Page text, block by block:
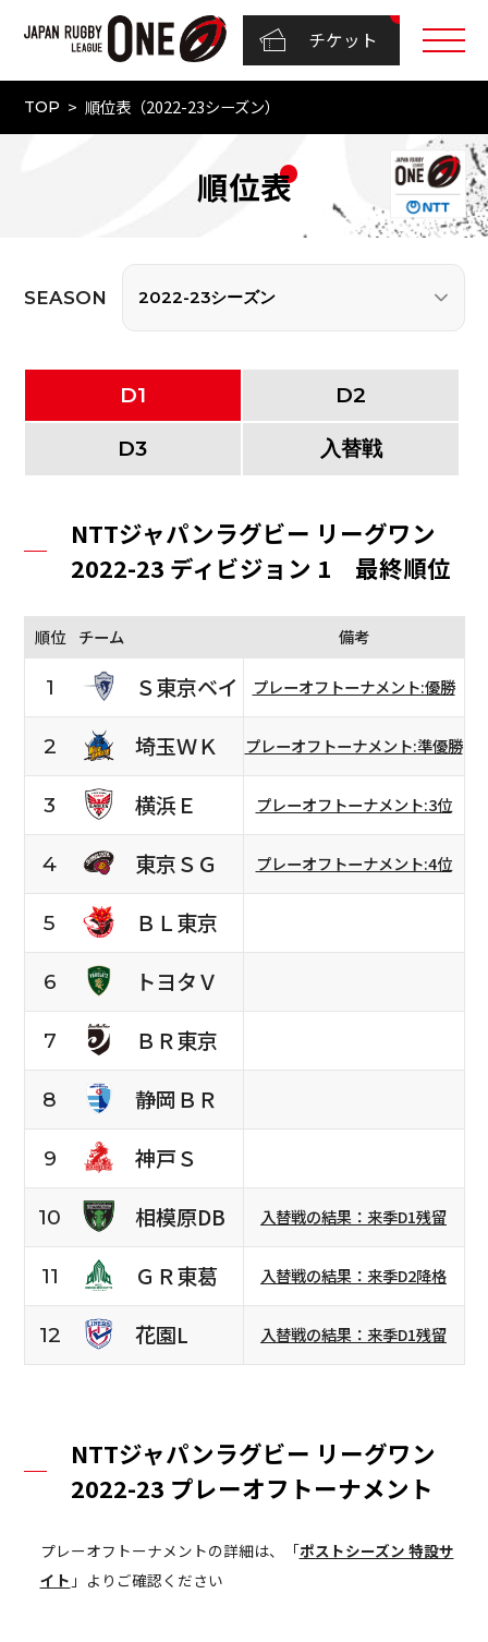
チケット
TOP 順位表（2022-23シーズン）
順位表
SEASON
D1 D2
D3 入替戦
NTTジャパンラグビー リーグワン
2022-23 ディビジョン 1 最終順位
順位 チーム 備考
1 Ｓ東京ベイ プレーオフトーナメント:優勝
2 埼玉ＷＫ プレーオフトーナメント:準優勝
3 横浜Ｅ プレーオフトーナメント:3位
4 東京ＳＧ プレーオフトーナメント:4位
5 ＢＬ東京
6 トヨタＶ
7 ＢＲ東京
8 静岡ＢＲ
9 神戸Ｓ
10 相模原DB 入替戦の結果：来季D1残留
11 ＧＲ東葛 入替戦の結果：来季D2降格
12 花園L 入替戦の結果：来季D1残留
NTTジャパンラグビー リーグワン
2022-23 プレーオフトーナメント
プレーオフトーナメントの詳細は、「ポストシーズン 特設サ
イト 」よりご確認ください